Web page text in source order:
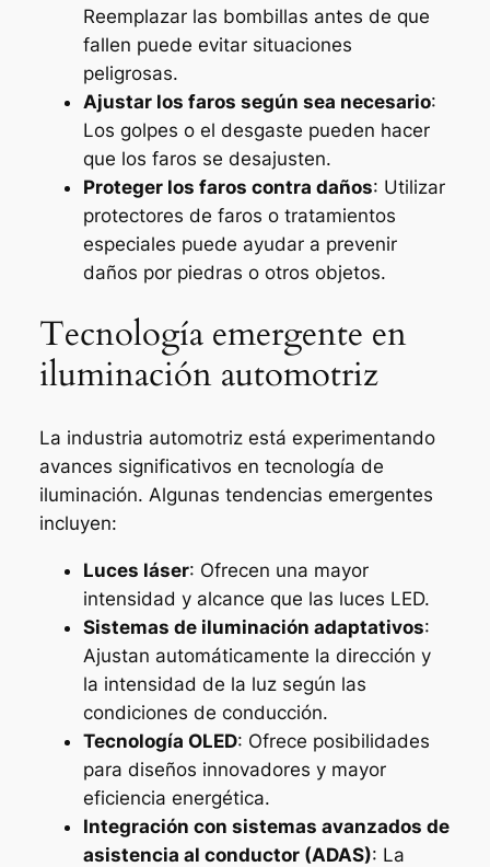
Reemplazar las bombillas antes de que
fallen puede evitar situaciones
peligrosas.
Ajustar los faros según sea necesario:
Los golpes o el desgaste pueden hacer
que los faros se desajusten.
Proteger los faros contra daños: Utilizar
protectores de faros o tratamientos
especiales puede ayudar a prevenir
daños por piedras o otros objetos.
Tecnología emergente en
iluminación automotriz
La industria automotriz está experimentando
avances significativos en tecnología de
iluminación. Algunas tendencias emergentes
incluyen:
Luces láser: Ofrecen una mayor
intensidad y alcance que las luces LED.
Sistemas de iluminación adaptativos:
Ajustan automáticamente la dirección y
la intensidad de la luz según las
condiciones de conducción.
Tecnología OLED: Ofrece posibilidades
para diseños innovadores y mayor
eficiencia energética.
Integración con sistemas avanzados de
asistencia al conductor (ADAS): La